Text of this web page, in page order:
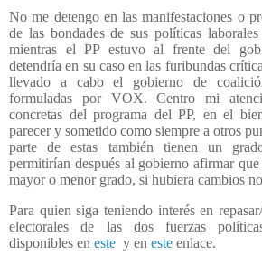
No me detengo en las manifestaciones o
de las bondades de sus políticas
mientras el PP estuvo al frente del
detendría en su caso en las furibundas
llevado a cabo el gobierno de
formuladas por VOX. Centro mi
concretas del programa del PP, en el
parecer y sometido como siempre a otros
parte de estas también tienen un
permitirían después al gobierno afirmar
mayor o menor grado, si hubiera cambios
Para quien siga teniendo interés en
electorales de las dos fuerzas
disponibles en este y en este enlace.